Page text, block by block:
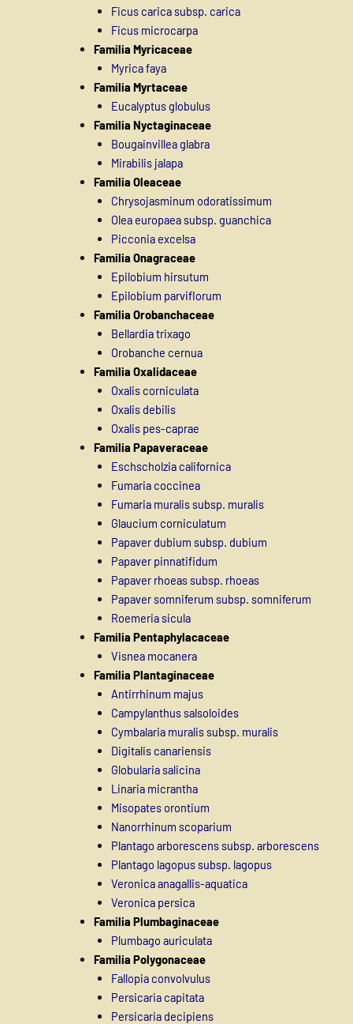
Ficus carica subsp. carica
Ficus microcarpa
Familia Myricaceae
Myrica faya
Familia Myrtaceae
Eucalyptus globulus
Familia Nyctaginaceae
Bougainvillea glabra
Mirabilis jalapa
Familia Oleaceae
Chrysojasminum odoratissimum
Olea europaea subsp. guanchica
Picconia excelsa
Familia Onagraceae
Epilobium hirsutum
Epilobium parviflorum
Familia Orobanchaceae
Bellardia trixago
Orobanche cernua
Familia Oxalidaceae
Oxalis corniculata
Oxalis debilis
Oxalis pes-caprae
Familia Papaveraceae
Eschscholzia californica
Fumaria coccinea
Fumaria muralis subsp. muralis
Glaucium corniculatum
Papaver dubium subsp. dubium
Papaver pinnatifidum
Papaver rhoeas subsp. rhoeas
Papaver somniferum subsp. somniferum
Roemeria sicula
Familia Pentaphylacaceae
Visnea mocanera
Familia Plantaginaceae
Antirrhinum majus
Campylanthus salsoloides
Cymbalaria muralis subsp. muralis
Digitalis canariensis
Globularia salicina
Linaria micrantha
Misopates orontium
Nanorrhinum scoparium
Plantago arborescens subsp. arborescens
Plantago lagopus subsp. lagopus
Veronica anagallis-aquatica
Veronica persica
Familia Plumbaginaceae
Plumbago auriculata
Familia Polygonaceae
Fallopia convolvulus
Persicaria capitata
Persicaria decipiens